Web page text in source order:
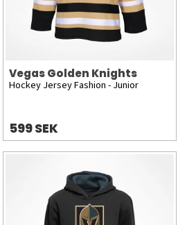
Vegas Golden Knights
Hockey Jersey Fashion - Junior
599 SEK